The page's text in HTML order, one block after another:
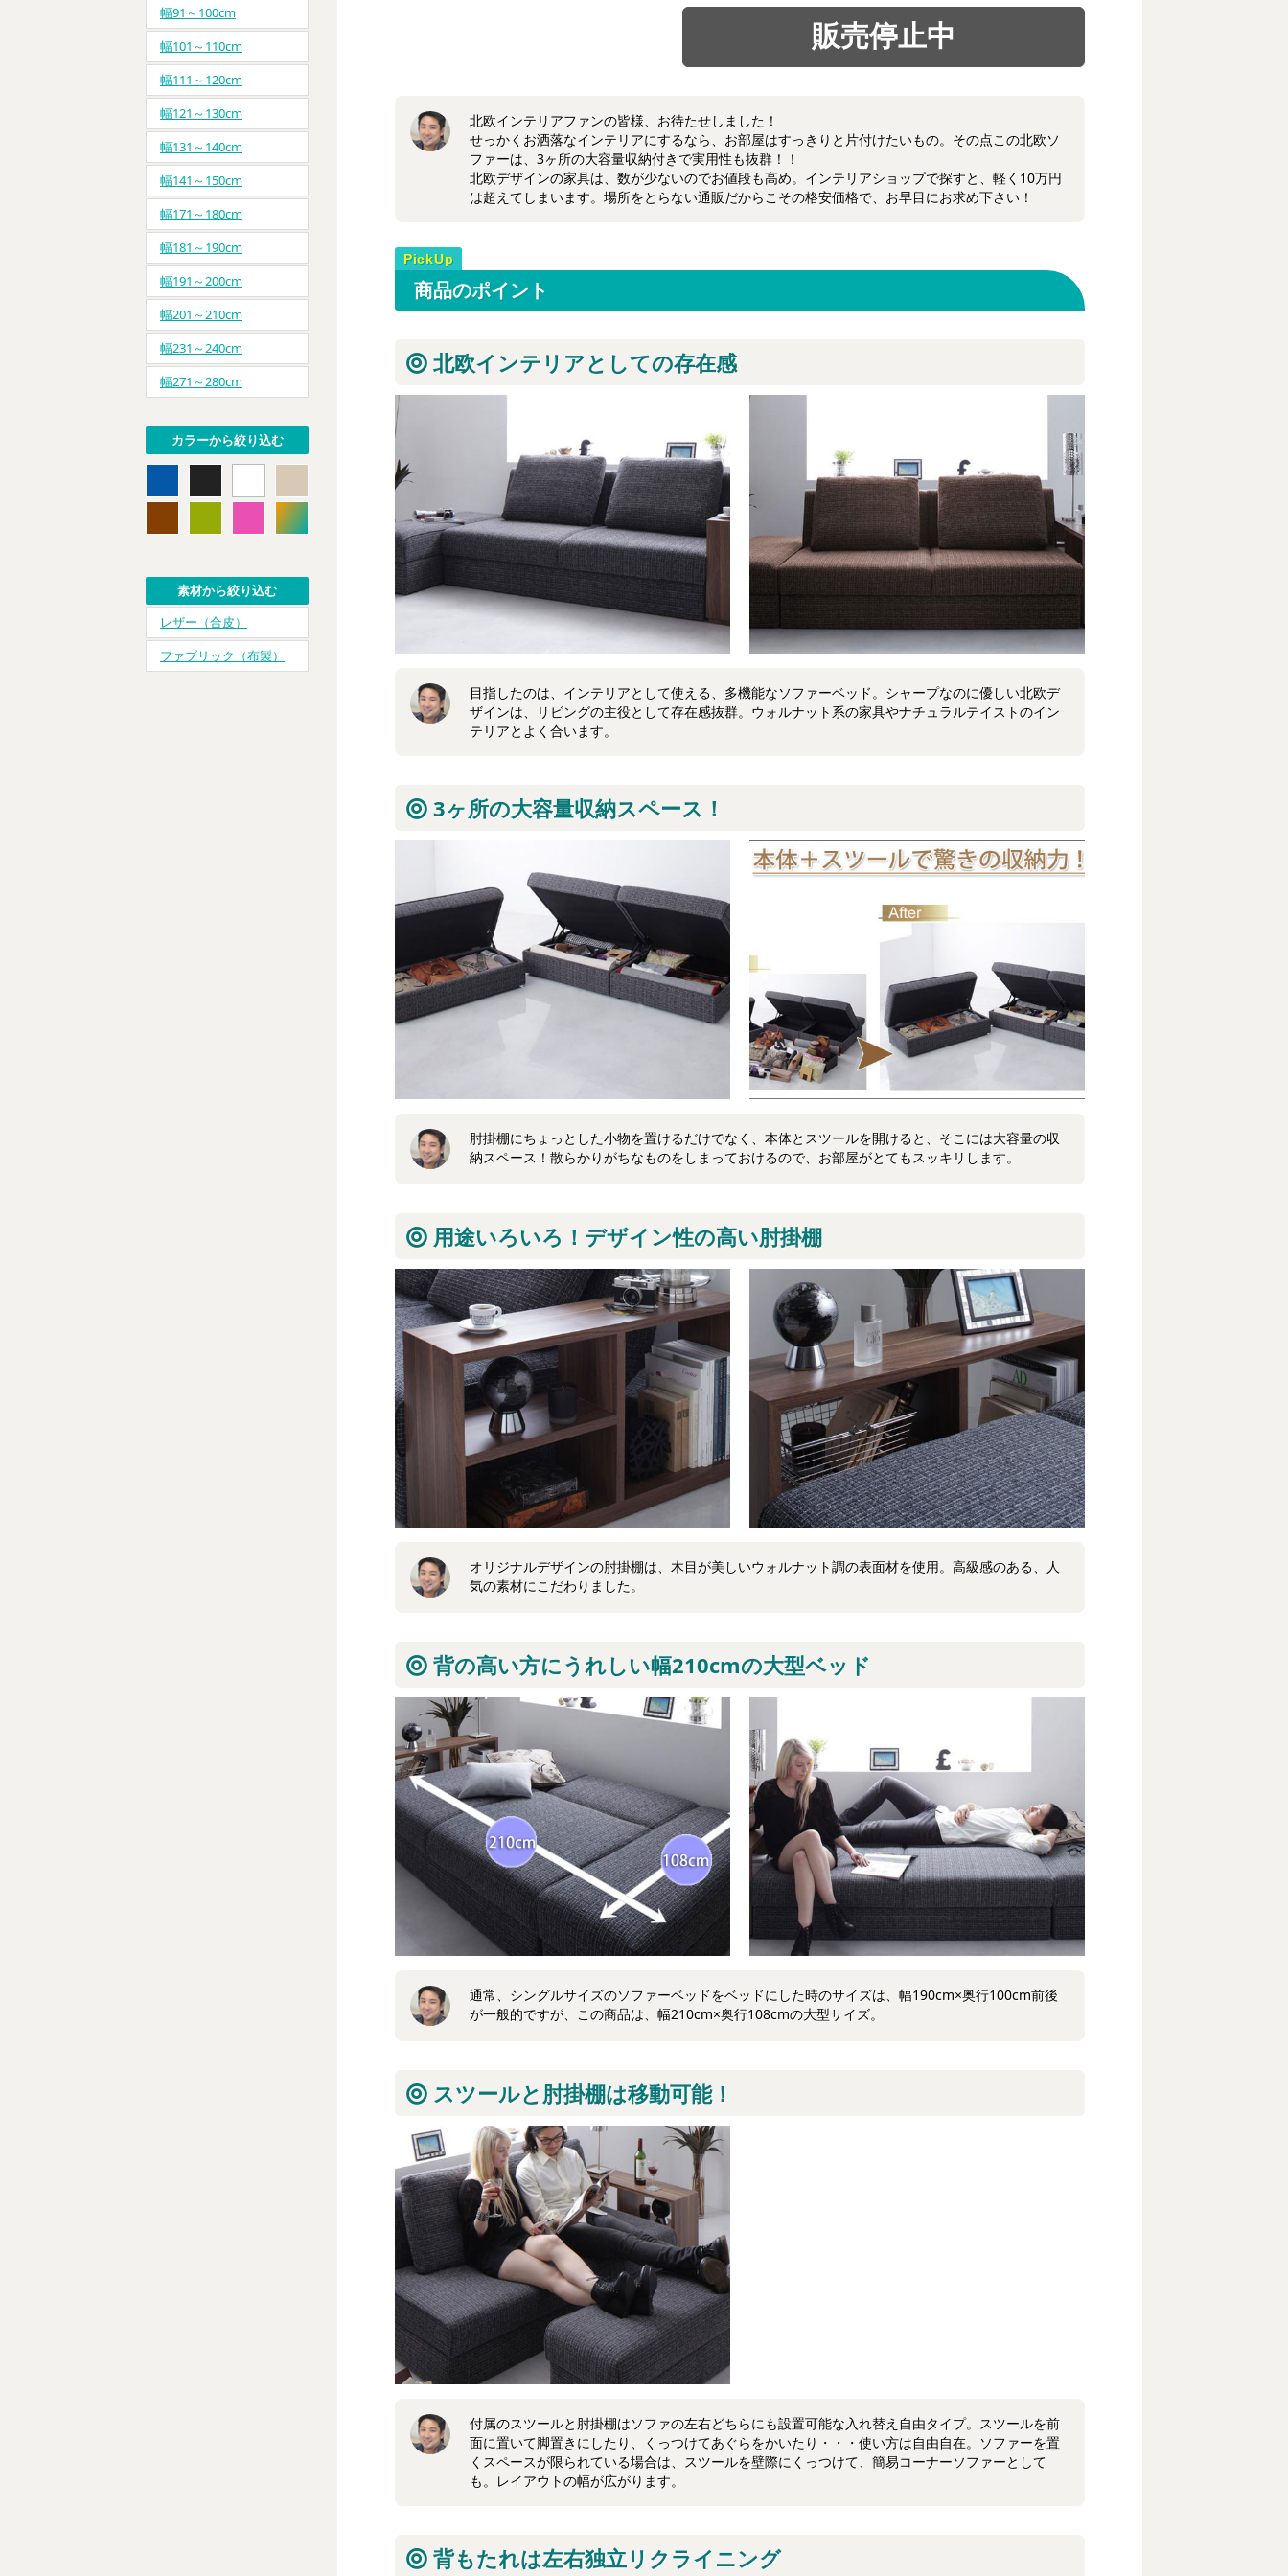
幅91～100cm
幅101～110cm
幅111～120cm
幅121～130cm
幅131～140cm
幅141～150cm
幅171～180cm
幅181～190cm
幅191～200cm
幅201～210cm
幅231～240cm
幅271～280cm
カラーから絞り込む
素材から絞り込む
レザー（合皮）
ファブリック（布製）
北欧インテリアファンの皆様、お待たせしました！
せっかくお洒落なインテリアにするなら、お部屋はすっきりと片付けたいもの。その点この北欧ソ
ファーは、3ヶ所の大容量収納付きで実用性も抜群！！
北欧デザインの家具は、数が少ないのでお値段も高め。インテリアショップで探すと、軽く10万円
は超えてしまいます。場所をとらない通販だからこその格安価格で、お早目にお求め下さい！
商品のポイント
北欧インテリアとしての存在感
目指したのは、インテリアとして使える、多機能なソファーベッド。シャープなのに優しい北欧デ
ザインは、リビングの主役として存在感抜群。ウォルナット系の家具やナチュラルテイストのイン
テリアとよく合います。
3ヶ所の大容量収納スペース！
肘掛棚にちょっとした小物を置けるだけでなく、本体とスツールを開けると、そこには大容量の収
納スペース！散らかりがちなものをしまっておけるので、お部屋がとてもスッキリします。
用途いろいろ！デザイン性の高い肘掛棚
オリジナルデザインの肘掛棚は、木目が美しいウォルナット調の表面材を使用。高級感のある、人
気の素材にこだわりました。
背の高い方にうれしい幅210cmの大型ベッド
通常、シングルサイズのソファーベッドをベッドにした時のサイズは、幅190cm×奥行100cm前後
が一般的ですが、この商品は、幅210cm×奥行108cmの大型サイズ。
スツールと肘掛棚は移動可能！
付属のスツールと肘掛棚はソファの左右どちらにも設置可能な入れ替え自由タイプ。スツールを前
面に置いて脚置きにしたり、くっつけてあぐらをかいたり・・・使い方は自由自在。ソファーを置
くスペースが限られている場合は、スツールを壁際にくっつけて、簡易コーナーソファーとして
も。レイアウトの幅が広がります。
背もたれは左右独立リクライニング